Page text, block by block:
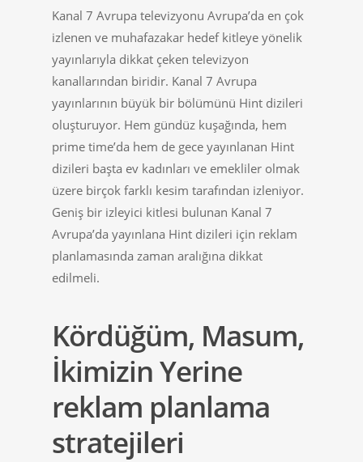
Kanal 7 Avrupa televizyonu Avrupa’da en çok
izlenen ve muhafazakar hedef kitleye yönelik
yayınlarıyla dikkat çeken televizyon
kanallarından biridir. Kanal 7 Avrupa
yayınlarının büyük bir bölümünü Hint dizileri
oluşturuyor. Hem gündüz kuşağında, hem
prime time’da hem de gece yayınlanan Hint
dizileri başta ev kadınları ve emekliler olmak
üzere birçok farklı kesim tarafından izleniyor.
Geniş bir izleyici kitlesi bulunan Kanal 7
Avrupa’da yayınlana Hint dizileri için reklam
planlamasında zaman aralığına dikkat
edilmeli.
Kördüğüm, Masum,
İkimizin Yerine
reklam planlama
stratejileri